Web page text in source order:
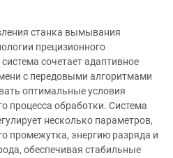
станка вымывания
прецизионного
сочетает адаптивное
с передовыми алгоритмами
оптимальные условия
процесса обработки. Система
несколько параметров,
промежутка, энергию разряда и
обеспечивая стабильные